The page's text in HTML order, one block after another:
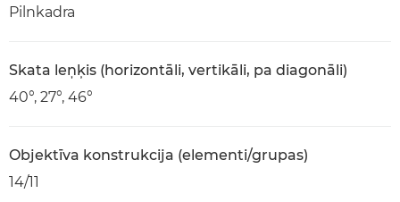
Pilnkadra
Skata leņķis (horizontāli, vertikāli, pa diagonāli)
40°, 27°, 46°
Objektīva konstrukcija (elementi/grupas)
14/11